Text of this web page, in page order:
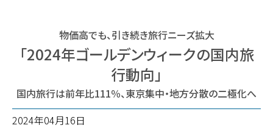
物価高でも、引き続き旅行ニーズ拡大
「2024年ゴールデンウィークの国内旅
行動向」
国内旅行は前年比111％、東京集中・地方分散の二極化へ
2024年04月16日